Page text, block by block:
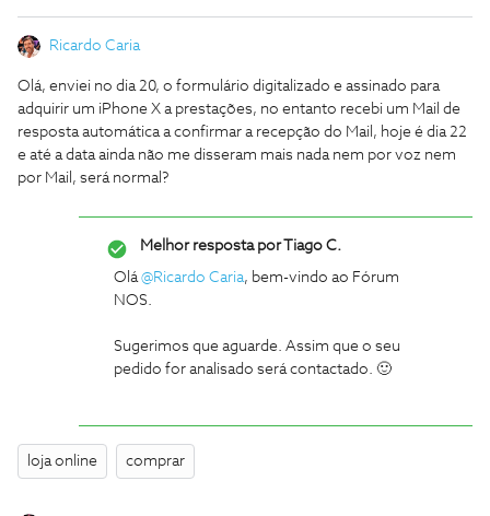
Ricardo Caria
Olá, enviei no dia 20, o formulário digitalizado e assinado para
adquirir um iPhone X a prestações, no entanto recebi um Mail de
resposta automática a confirmar a recepção do Mail, hoje é dia 22
e até a data ainda não me disseram mais nada nem por voz nem
por Mail, será normal?
Melhor resposta porTiago C.
Olá@Ricardo Caria, bem-vindo ao Fórum
NOS.
Sugerimos que aguarde. Assim que o seu
pedido for analisado será contactado. 🙂
loja online comprar